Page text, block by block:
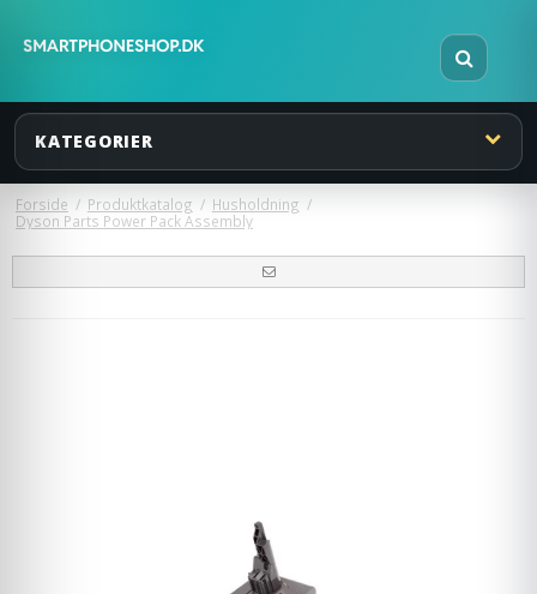
KATEGORIER
Forside / Produktkatalog / Husholdning /
Dyson Parts Power Pack Assembly